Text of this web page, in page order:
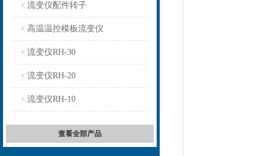
流变仪配件转子
高温温控模板流变仪
流变仪RH-30
流变仪RH-20
流变仪RH-10
查看全部产品